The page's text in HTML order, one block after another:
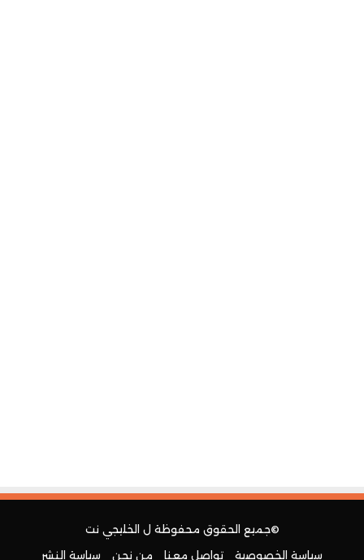
©جميع الحقوق محفوظة ل الخليجي نت
سياسة الخصوصية
تواصل معنا من نحن سياسة النشر